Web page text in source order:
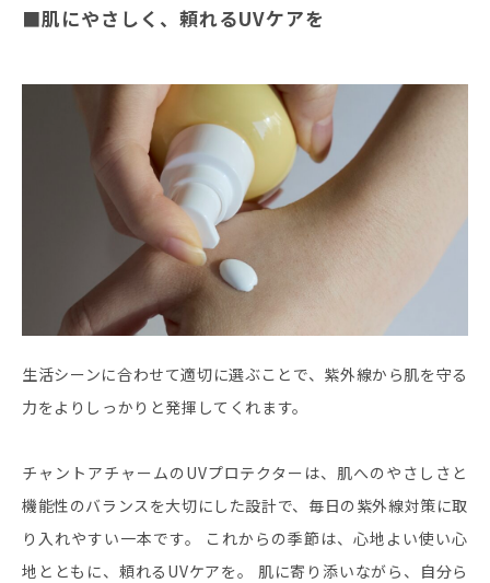
■肌にやさしく、頼れるUVケアを
生活シーンに合わせて適切に選ぶことで、紫外線から肌を守る
力をよりしっかりと発揮してくれます。
チャントアチャームのUVプロテクターは、肌へのやさしさと
機能性のバランスを大切にした設計で、毎日の紫外線対策に取
り入れやすい一本です。 これからの季節は、心地よい使い心
地とともに、頼れるUVケアを。 肌に寄り添いながら、自分ら